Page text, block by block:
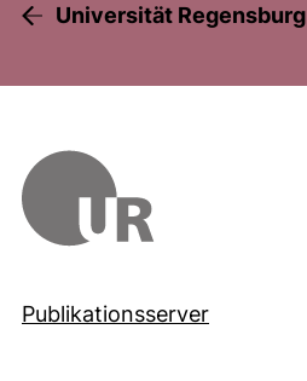
Universität Regensburg
Publikationsserver